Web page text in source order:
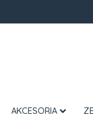
AKCESORIA